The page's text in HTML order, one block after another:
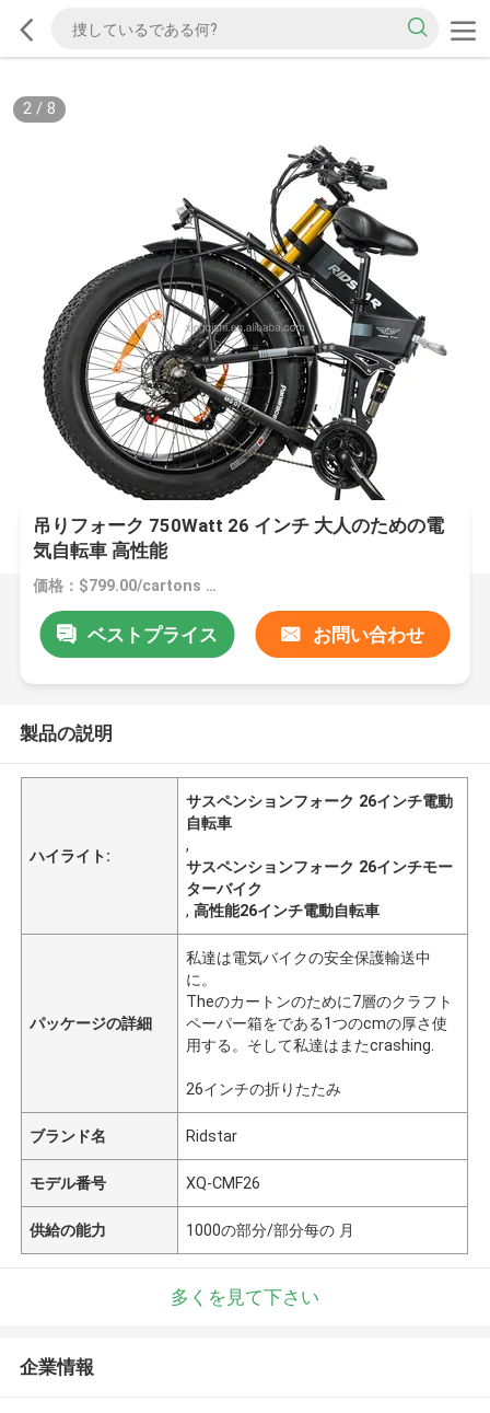
2/ 8
吊りフォーク 750Watt 26 インチ 大人のための電
気自転車 高性能
価格：$799.00/cartons 1-49 cartons
ベストプライス お問い合わせ
製品の説明
ハイライト:
サスペンションフォーク 26インチ電動
自転車
,
サスペンションフォーク 26インチモー
ターバイク
,高性能26インチ電動自転車
パッケージの詳細
私達は電気バイクの安全保護輸送中
に。
Theのカートンのために7層のクラフト
ペーパー箱をである1つのcmの厚さ使
用する。そして私達はまたcrashing.
26インチの折りたたみ
ブランド名 Ridstar
モデル番号 XQ-CMF26
供給の能力 1000の部分/部分每の 月
多くを見て下さい
企業情報